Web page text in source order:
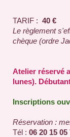
TARIF : 40 €
Le règlement
chèque (ordre
Atelier réservé
lunes).
Inscriptions
Réservation :
Tél : 06 20 15 05